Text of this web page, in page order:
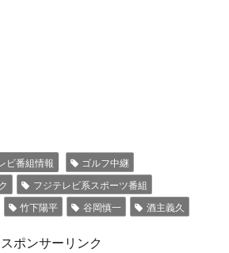
ビ番組情報
ゴルフ中継
フジテレビ系スポーツ番組
竹下陽平 谷岡慎一 酒主義久
スポンサーリンク